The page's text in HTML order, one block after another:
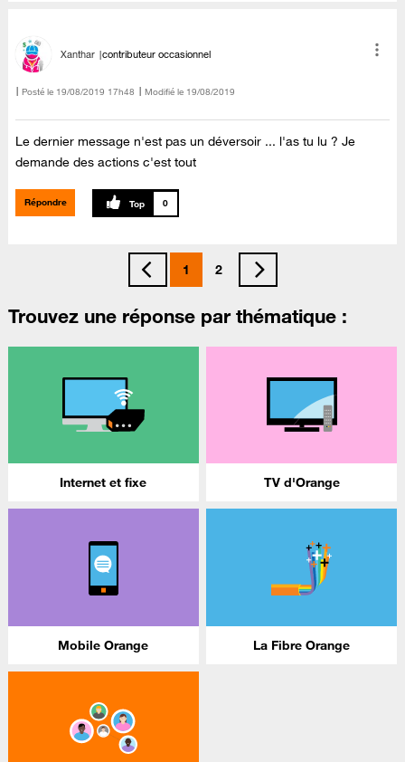
Xanthar contributeur occasionnel
Posté le ‎19/08/2019 17h48 Modifié le 19/08/2019
Le dernier message n'est pas un déversoir ... l'as tu lu ? Je
demande des actions c'est tout
Répondre 0
1 2
Trouvez une réponse par thématique :
Internet et fixe TV d'Orange
Mobile Orange La Fibre Orange